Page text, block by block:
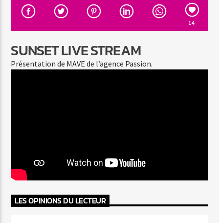
Hit’s Play
Hit’s Play Urban
14
SUNSET LIVE STREAM
Présentation de MAVE de l’agence Passion.
LES OPINIONS DU LECTEUR